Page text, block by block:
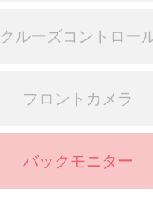
クルーズコントロー
フロントカメラ
バックモニター